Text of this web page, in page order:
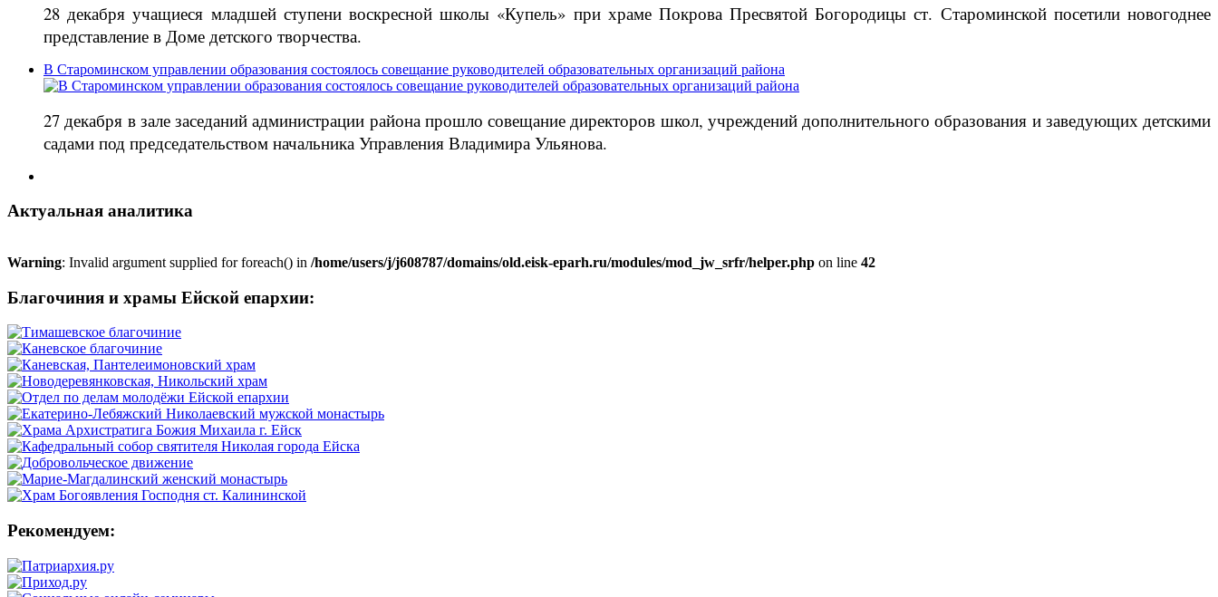
28 декабря учащиеся младшей ступени воскресной школы «Купель» при храме Покрова Пресвятой Богородицы ст. Староминской посетили новогоднее
представление в Доме детского творчества.
В Староминском управлении образования состоялось совещание руководителей образовательных организаций района
27 декабря в зале заседаний администрации района прошло совещание директоров школ, учреждений дополнительного образования и заведующих детскими
садами под председательством начальника Управления Владимира Ульянова.
Актуальная аналитика
Warning: Invalid argument supplied for foreach() in /home/users/j/j608787/domains/old.eisk-eparh.ru/modules/mod_jw_srfr/helper.php on line 42
Благочиния и храмы Ейской епархии:
Рекомендуем: